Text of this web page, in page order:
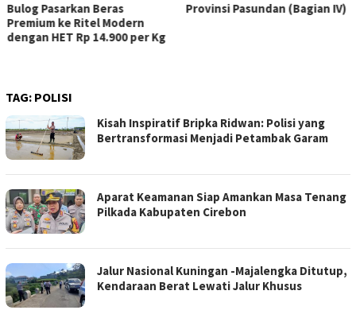
Bulog Pasarkan Beras
Premium ke Ritel Modern
dengan HET Rp 14.900 per Kg
Provinsi Pasundan (Bagian IV)
TAG: POLISI
Kisah Inspiratif Bripka Ridwan: Polisi yang
Bertransformasi Menjadi Petambak Garam
Aparat Keamanan Siap Amankan Masa Tenang
Pilkada Kabupaten Cirebon
Jalur Nasional Kuningan -Majalengka Ditutup,
Kendaraan Berat Lewati Jalur Khusus